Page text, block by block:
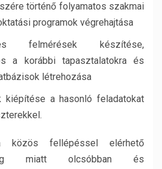
történő folyamatos szakmai
programok végrehajtása
felmérések készítése,
a korábbi tapasztalatokra és
létrehozása
kiépítése a hasonló feladatokat
fellépéssel elérhető
miatt olcsóbban és